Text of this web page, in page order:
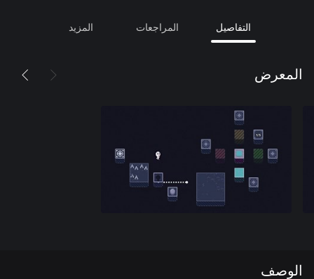
التفاصيل المراجعات المزيد
المعرض
الوصف